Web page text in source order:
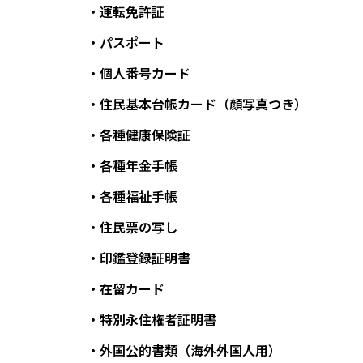
・運転免許証
・パスポート
・個人番号カード
・住民基本台帳カード（顔写真つき）
・各種健康保険証
・各種年金手帳
・各種福祉手帳
・住民票の写し
・印鑑登録証明書
・在留カード
・特別永住権者証明書
・外国公的書類（海外外国人用）